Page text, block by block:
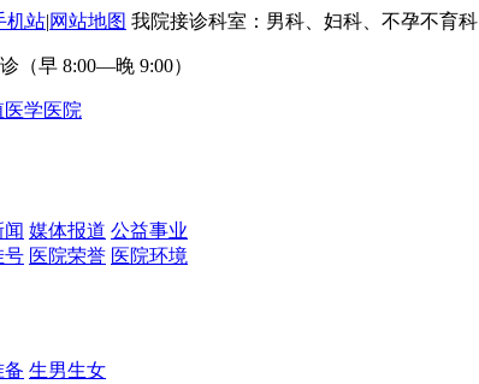
机站|网站地图 我院接诊科室：男科、妇科、不孕不育科
（早 8:00—晚 9:00）
闻 媒体报道 公益事业
号 医院荣誉 医院环境
备 生男生女